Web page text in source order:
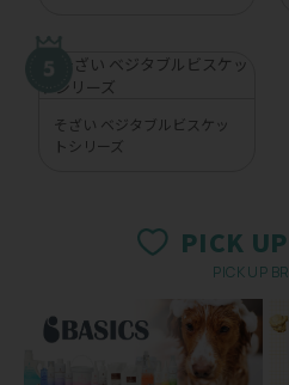
そざい ベジタブルビスケッ
トシリーズ
PICK
PICK UP